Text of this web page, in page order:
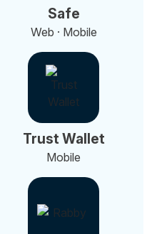
Safe
Web · Mobile
Trust Wallet
Mobile